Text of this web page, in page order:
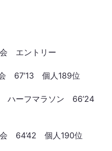
エントリー
67’13 個人189位
ハーフマラソン 66’24
64’42 個人190位